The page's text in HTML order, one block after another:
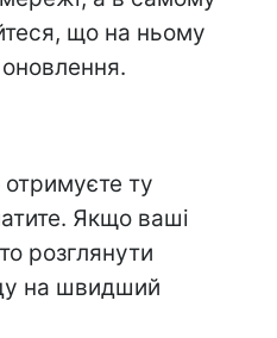
що на ньому
оновлення.
ту
Якщо ваші
розглянути
на швидший